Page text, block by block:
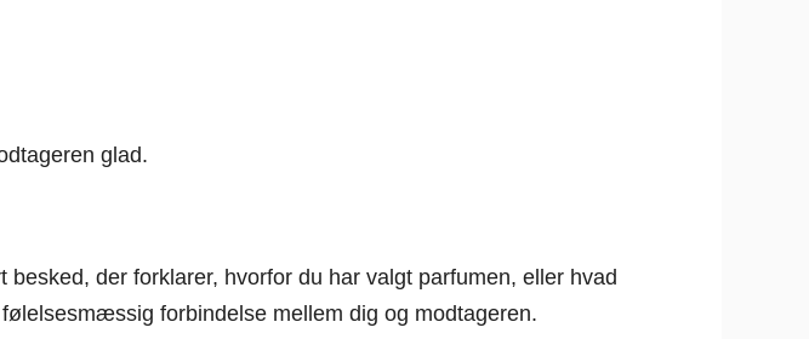
glad.
der forklarer, hvorfor du har valgt parfumen, eller hvad
forbindelse mellem dig og modtageren.